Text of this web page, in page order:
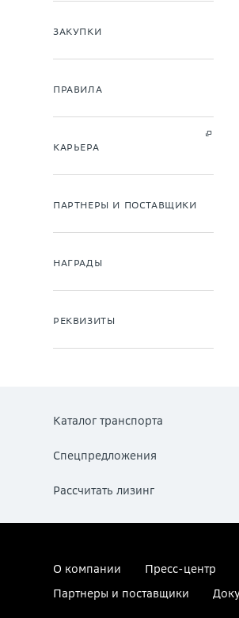
ЗАКУПКИ
ПРАВИЛА
КАРЬЕРА
ПАРТНЕРЫ И ПОСТАВЩИКИ
НАГРАДЫ
РЕКВИЗИТЫ
Каталог транспорта
Спецпредложения
Рассчитать лизинг
О компании Пресс-центр
Партнеры и поставщики